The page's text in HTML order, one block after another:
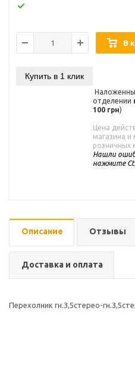
В
Купить в 1 клик
отделении
100 грн)
Цена
магазина и
розничных
Нашли
нажмите
Описание Отзывы
Доставка и оплата
Перехолник гн.3,5стерео-